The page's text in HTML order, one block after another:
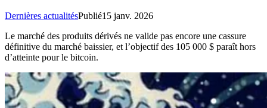
Dernières actualitésPublié15 janv. 2026
Le marché des produits dérivés ne valide pas encore une cassure
définitive du marché baissier, et l’objectif des 105 000 $ paraît hors
d’atteinte pour le bitcoin.